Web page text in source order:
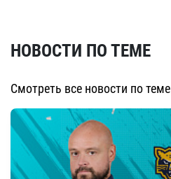
НОВОСТИ ПО ТЕМЕ
Смотреть все новости по теме